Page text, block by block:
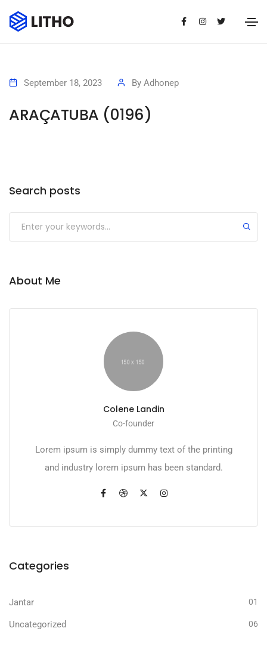
September 18, 2023 By Adhonep
ARAÇATUBA (0196)
Search posts
Submit
About Me
Colene Landin
Co-founder
Lorem ipsum is simply dummy text of the printing
and industry lorem ipsum has been standard.
Categories
Jantar 01
Uncategorized 06